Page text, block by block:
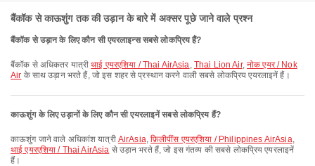
बैंकॉक से काऊशुंग तक की उड़ान के बारे में अक्सर पूछे जाने वाले प्रश्न
बैंकॉक से उड़ान के लिए कौन सी एयरलाइन्स सबसे लोकप्रिय हैं?
बैंकॉक से अधिकतर यात्रीथाई एयरएशिया / Thai AirAsia, Thai Lion Air,नोक एयर / Nok
Air के साथ उड़ान भरते हैं, जो इस शहर से प्रस्थान करने वाली सबसे लोकप्रिय एयरलाइनें हैं।
काऊशुंग के लिए उड़ानों के लिए कौन सी एयरलाइनें सबसे लोकप्रिय हैं?
काऊशुंग जाने वाले अधिकांश यात्री AirAsia,फ़िलीपींस एयरएशिया / Philippines AirAsia,
थाई एयरएशिया / Thai AirAsia से उड़ान भरते हैं, जो इस गंतव्य की सबसे लोकप्रिय एयरलाइनें
हैं।